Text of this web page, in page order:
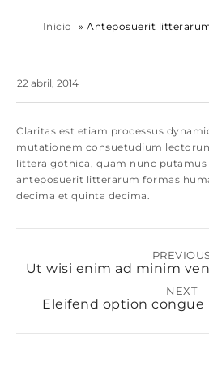
Inicio » Anteposuerit
22 abril, 2014
Claritas est etiam processus
mutationem consuetudium
littera gothica, quam nunc putamus
anteposuerit litterarum formas
decima et quinta decima.
Ut wisi enim ad minim
NEXT
Eleifend option